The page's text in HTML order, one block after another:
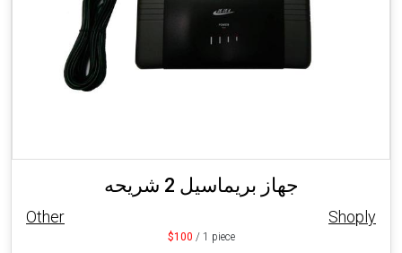
جهاز بريماسيل 2 شريحه
Other Shoply
$100 / 1 piece